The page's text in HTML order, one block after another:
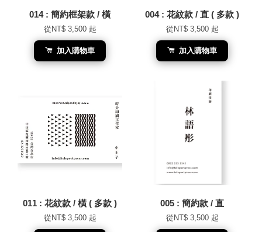
014 : 簡約框架款 / 橫
從 NT$ 3,500 起
加入購物車
004 : 花紋款 / 直 ( 多款 )
從 NT$ 3,500 起
加入購物車
011 : 花紋款 / 橫 ( 多款 )
從 NT$ 3,500 起
005 : 簡約款 / 直
從 NT$ 3,500 起